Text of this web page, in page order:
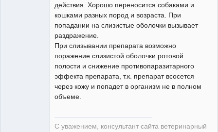
действия. Хорошо переносится собаками и
кошками разных пород и возраста. При
попадании на слизистые оболочки вызывает
раздражение.
При слизывании препарата возможно
поражение слизистой оболочки ротовой
полости и снижение противопаразитарного
эффекта препарата, т.к. препарат всосется
через кожу и попадет в организм не в полном
объеме.
С уважением, консультант сайта ветеринарный